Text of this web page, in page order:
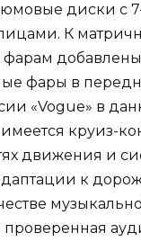
диски с
К
добавлены
фары в
«Vogue» в
круиз-
движения и
к
проверенная